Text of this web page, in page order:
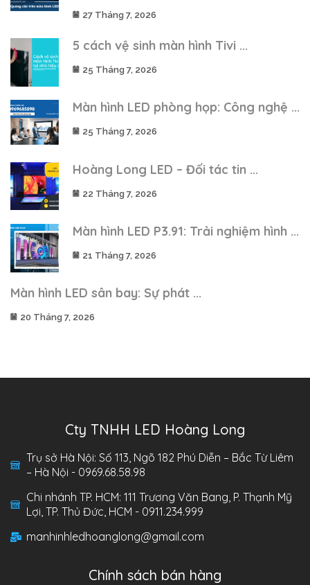
27 Tháng 7, 2026
5 cách vệ sinh màn hình Tivi ...
25 Tháng 7, 2026
Màn hình LED phòng họp: Công nghệ ...
25 Tháng 7, 2026
Hoàng Long LED – Đối tác tin ...
22 Tháng 7, 2026
Màn hình LED P3.91: Trải nghiệm hình ...
21 Tháng 7, 2026
Màn hình LED sân bay: Sự phát ...
20 Tháng 7, 2026
Cty TNHH LED Hoàng Long
Trụ sở Hà Nội: Số 113, Ngõ 182 Phú Diễn – Bắc Từ Liêm
– Hà Nội - 0969.68.58.98
Chi nhánh TP. HCM: 111 Trương Văn Bang, P. Thạnh Mỹ
Lợi, TP. Thủ Đức, HCM - 0911.234.999
manhinhledhoanglong@gmail.com
Chính sách bán hàng